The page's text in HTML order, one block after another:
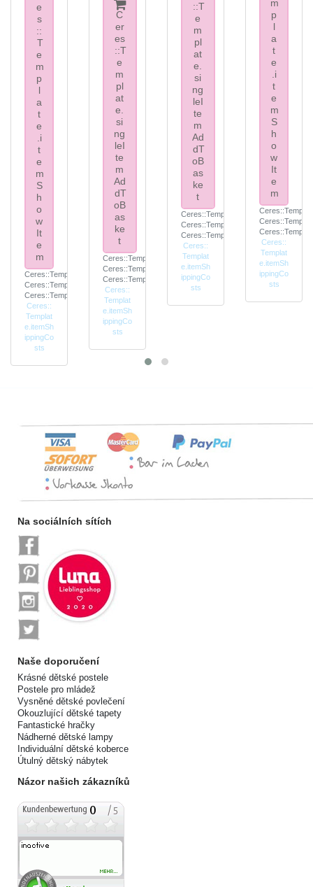
e
s
::
T
e
m
p
l
a
t
e
.i
t
e
m
S
h
o
w
It
e
m
Ceres::Template.itemFootnote
Ceres::Template.itemInclVAT
Ceres::Template.itemExclusive
Ceres::
Templat
e.itemSh
ippingCo
sts
C
er
es
::T
e
m
pl
at
e.
si
ng
leI
te
m
Ad
dT
oB
as
ke
t
Ceres::Template.itemFootnote
Ceres::Template.itemInclVAT
Ceres::Template.itemExclusive
Ceres::
Templat
e.itemSh
ippingCo
sts
::T
e
m
pl
at
e.
si
ng
leI
te
m
Ad
dT
oB
as
ke
t
Ceres::Template.itemFootnote
Ceres::Template.itemInclVAT
Ceres::Template.itemExclusive
Ceres::
Templat
e.itemSh
ippingCo
sts
m
p
l
a
t
e
.i
t
e
m
S
h
o
w
It
e
m
Ceres::
Templat
e.itemSh
ippingCo
sts
Na sociálních sítích
Naše doporučení
Krásné dětské postele
Postele pro mládež
Vysněné dětské povlečení
Okouzlující dětské tapety
Fantastické hračky
Nádherné dětské lampy
Individuální dětské koberce
Útulný dětský nábytek
Názor našich zákazníků